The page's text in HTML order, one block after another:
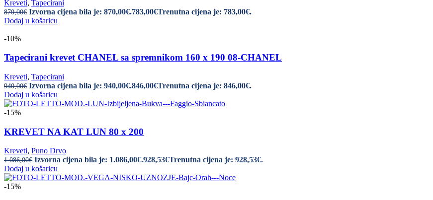
Kreveti, Tapecirani
870,00€ Izvorna cijena bila je: 870,00€.783,00€Trenutna cijena je: 783,00€.
Dodaj u košaricu
-10%
Tapecirani krevet CHANEL sa spremnikom 160 x 190 08-CHANEL
Kreveti, Tapecirani
940,00€ Izvorna cijena bila je: 940,00€.846,00€Trenutna cijena je: 846,00€.
Dodaj u košaricu
-15%
KREVET NA KAT LUN 80 x 200
Kreveti, Puno Drvo
1.086,00€ Izvorna cijena bila je: 1.086,00€.928,53€Trenutna cijena je: 928,53€.
Dodaj u košaricu
-15%